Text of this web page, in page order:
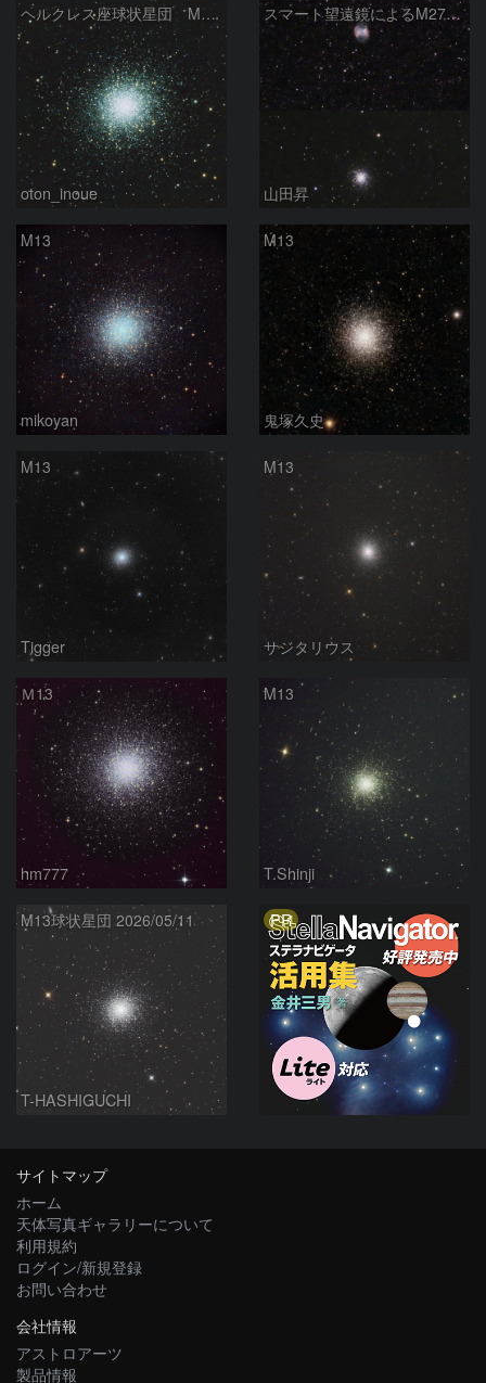
ヘルクレス座球状星団 M１３（RGB合成）
oton_inoue
スマート望遠鏡によるM27とM13
山田昇
M13
mikoyan
M13
鬼塚久史
M13
Tigger
M13
サジタリウス
Ｍ13
hm777
M13
T.Shinji
M13球状星団 2026/05/11
T-HASHIGUCHI
PR
サイトマップ
ホーム
天体写真ギャラリーについて
利用規約
ログイン/新規登録
お問い合わせ
会社情報
アストロアーツ
製品情報